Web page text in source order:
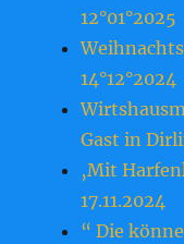
12°01°2025
14°12°2024
Gast in
‚Mit
17.11.2024
“ Die